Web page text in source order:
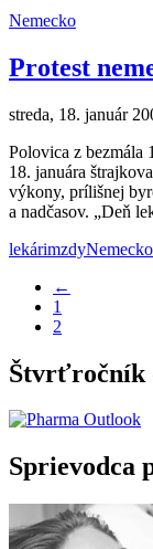
Nemecko
Protest
streda, 18. január
Polovica z bezmála
18. januára
výkony, prílišnej
a nadčasov. „Deň
lekárimzdyNemecko
←
1
2
Štvrťročník
Sprievodca